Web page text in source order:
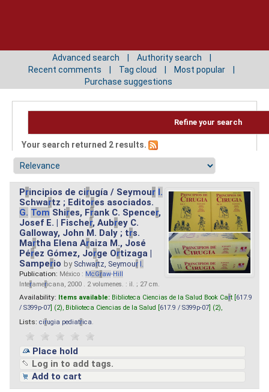
Advanced search
Authority search
Recent comments
Tag cloud
Most popular
Purchase suggestions
Refine your search
Your search returned 2 results.
Principios de cirugía / Seymour I.
Schwartz ; Editores asociados.
G. Tom Shires, Frank C. Spencer,
Josef E. | Fischer, Aubrey C.
Galloway, John M. Daly ; trs.
Martha Elena Araiza M., José
Pérez Gómez, Jorge Ortizaga |
Samperio by Schwartz, Seymour I.
Publication: México : McGraw-Hill
Interamericana, 2000 . 2 volumenes. : il. ; 27 cm.
Availability: Items available: Biblioteca Ciencias de la Salud Book Cart [ 617.9
/ S399p-07 ] (2), Biblioteca Ciencias de la Salud [ 617.9 / S399p-07 ] (2),
Lists: cirugia pediatrica
Place hold
Log in to add tags.
Add to cart